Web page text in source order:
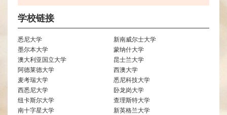
学校链接
悉尼大学
新南威尔士大学
墨尔本大学
蒙纳什大学
澳大利亚国立大学
昆士兰大学
阿德莱德大学
西澳大学
麦考瑞大学
悉尼科技大学
西悉尼大学
卧龙岗大学
纽卡斯尔大学
查理斯特大学
南十字星大学
新英格兰大学